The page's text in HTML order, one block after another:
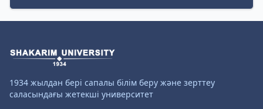
1934 жылдан бері сапалы білім беру және зерттеу
саласындағы жетекші университет